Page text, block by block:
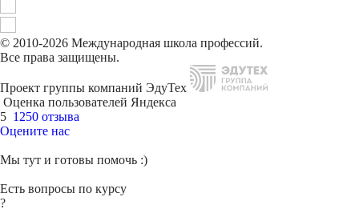
© 2010-2026 Международная школа профессий.
Все права защищены.
Проект группы компаний ЭдуТех
Оценка пользователей Яндекса
5 1250 отзыва
Оцените нас
Мы тут и готовы помочь :)
Есть вопросы по курсу
?